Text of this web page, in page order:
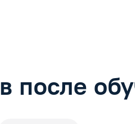
после